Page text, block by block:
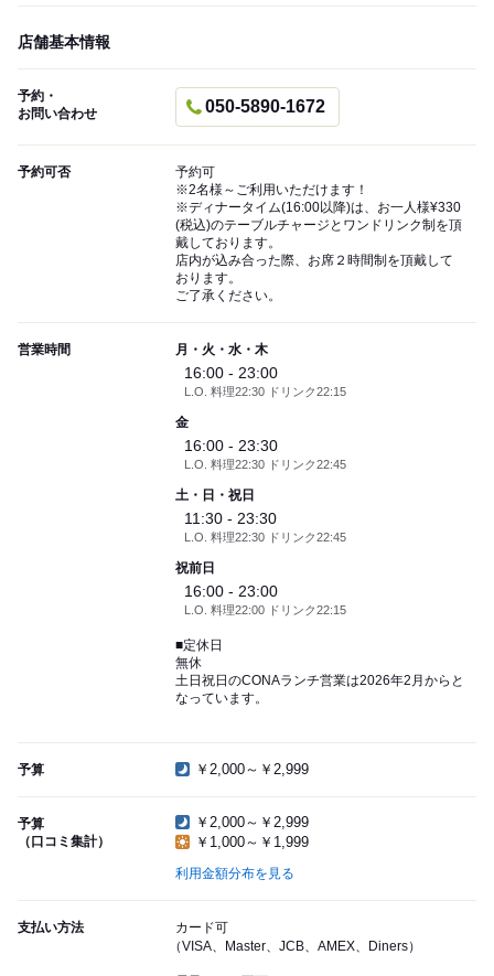
店舗基本情報
予約・
お問い合わせ
050-5890-1672
予約可否
予約可
※2名様～ご利用いただけます！
※ディナータイム(16:00以降)は、お一人様¥330
(税込)のテーブルチャージとワンドリンク制を頂
戴しております。
店内が込み合った際、お席２時間制を頂戴して
おります。
ご了承ください。
営業時間 月・火・水・木
16:00 - 23:00
L.O. 料理22:30 ドリンク22:15
金
16:00 - 23:30
L.O. 料理22:30 ドリンク22:45
土・日・祝日
11:30 - 23:30
L.O. 料理22:30 ドリンク22:45
祝前日
16:00 - 23:00
L.O. 料理22:00 ドリンク22:15
■定休日
無休
土日祝日のCONAランチ営業は2026年2月からと
なっています。
予算 ￥2,000～￥2,999
予算
（口コミ集計）
￥2,000～￥2,999
￥1,000～￥1,999
利用金額分布を見る
支払い方法
カード可
（VISA、Master、JCB、AMEX、Diners）